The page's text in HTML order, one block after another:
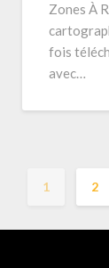
Zones À
fois
avec…
1 2